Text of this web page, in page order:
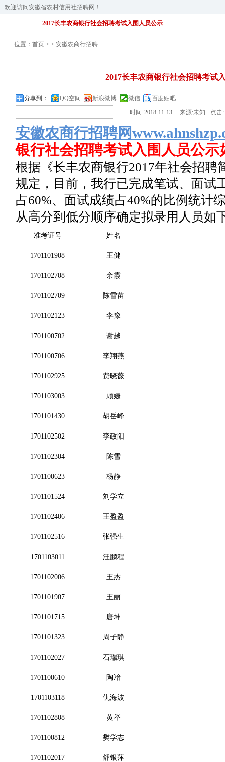
欢迎访问安徽省农村信用社招聘网！
2017长丰农商银行社会招聘考试入围人员公示
位置： 首页 > > 安徽农商行招聘
2017长丰农商银行社会招聘考试
分享到： QQ空间 新浪微博 微信
百度贴吧
时间 2018-11-13 来源:未知 点击:
安徽农商行招聘网
银行社会招聘考试入围人员公示
根据《长丰农商银行2017年社会招聘
规定，目前，我行已完成笔试、面试
占60%、面试成绩占40%的比例统计
从高分到低分顺序确定拟录用人员如
准考证号 姓名
1701101908 王健
1701102708 余霞
1701102709 陈雪苗
1701102123 李豫
1701100702 谢越
1701100706 李翔燕
1701102925 费晓薇
1701103003 顾婕
1701101430 胡岳峰
1701102502 李政阳
1701102304 陈雪
1701100623 杨静
1701101524 刘学立
1701102406 王盈盈
1701102516 张强生
1701103011 汪鹏程
1701102006 王杰
1701101907 王丽
1701101715 唐坤
1701101323 周子静
1701102027 石瑞琪
1701100610 陶冶
1701103118 仇海波
1701102808 黄举
1701100812 樊学志
1701102017 舒银萍